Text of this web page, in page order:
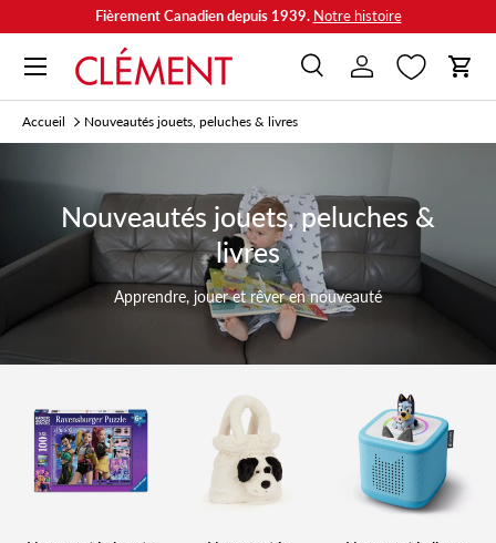
Aller au contenu
Découvrir nos protections solaires & chasse-moutiques
Recherche
RechercheSe connecter
Accueil Nouveautés jouets, peluches & livres
Nouveautés jouets, peluches &
livres
Apprendre, jouer et rêver en nouveauté